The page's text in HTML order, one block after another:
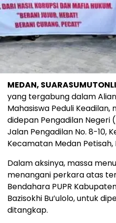
MEDAN,
yang tergabung dalam
Mahasiswa Peduli
didepan Pengadilan Negeri
Jalan Pengadilan No. 8-10,
Kecamatan Medan Petisah,
Dalam aksinya, massa
menangani perkara atas
Bendahara PUPR
Bazisokhi Bu’ulolo, untuk
ditangkap.